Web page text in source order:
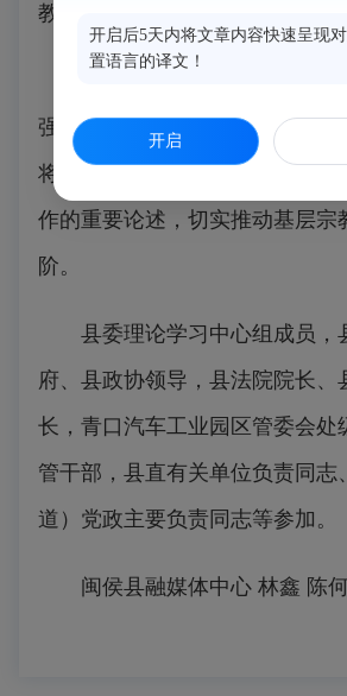
教工作。
此次专题讲座主题鲜明、内
强的针对性和指导性。与会人员
将进一步深入学习领会习近平总
作的重要论述，切实推动基层宗
阶。
县委理论学习中心组成员，
府、县政协领导，县法院院长、
长，青口汽车工业园区管委会处
管干部，县直有关单位负责同志
道）党政主要负责同志等参加。
闽侯县融媒体中心 林鑫 陈
开启后5天内将文章内容快速呈现
置语言的译文！
开启